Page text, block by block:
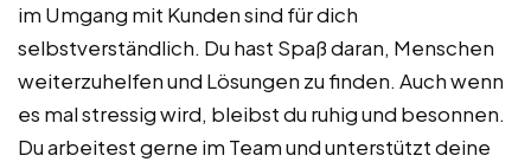
im Umgang mit Kunden sind für dich
selbstverständlich. Du hast Spaß daran, Menschen
weiterzuhelfen und Lösungen zu finden. Auch wenn
es mal stressig wird, bleibst du ruhig und besonnen.
Du arbeitest gerne im Team und unterstützt deine